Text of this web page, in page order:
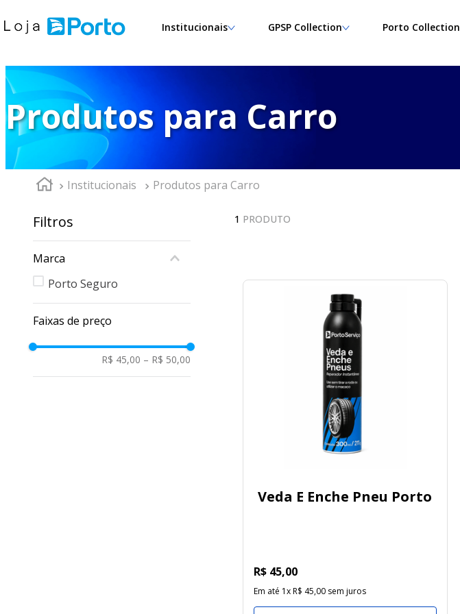
Institucionais GPSP Collection Porto Collection
Produtos para Carro
Institucionais Produtos para Carro
Filtros
Marca
Porto Seguro
Faixas de preço
R$ 45,00 – R$ 50,00
1 PRODUTO
Veda E Enche Pneu Porto
R$ 45,00
Em até 1xR$ 45,00 sem juros